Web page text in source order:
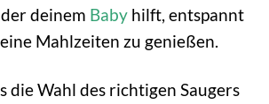
deinem Baby hilft, entspannt
Mahlzeiten zu genießen.
die Wahl des richtigen Saugers